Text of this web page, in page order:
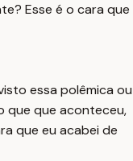
Esse é o cara que
essa polêmica ou
que que aconteceu,
que eu acabei de